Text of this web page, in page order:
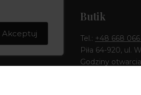
+48 668 066 003
Butik
Tel.: +48 668
Piła 64-920, ul.
Godziny
Akceptuj